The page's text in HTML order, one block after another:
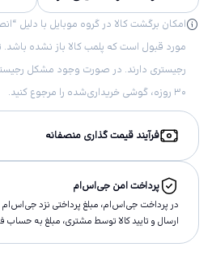
امکان برگشت کالا در گروه موبایل با دلیل
مورد قبول است که پلمب کالا باز نشده
رجیستری دارند. در صورت وجود مشکل
۳۰ روزه، گوشی خریداری‌شده را مرجوع کنید.
فرآیند قیمت گذاری منصفانه
پرداخت امن جی‌اس‌ام
در پرداخت جی‌اس‌ام، مبلغ پرداختى نزد جی‌اس‌ام
ارسال و تاييد كالا توسط مشتری، مبلغ به